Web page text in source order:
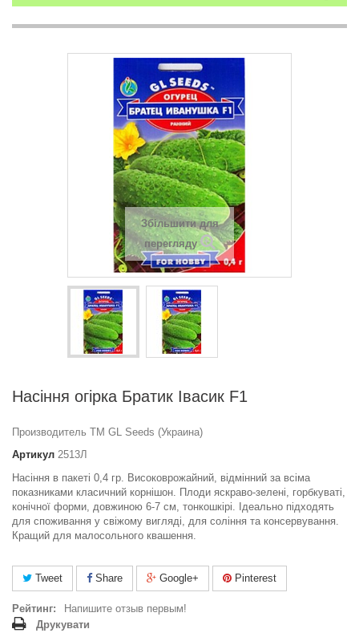
Збільшити для
перегляду
Насіння огірка Братик Івасик F1
Производитель ТМ GL Seeds (Украина)
Артикул 2513Л
Насіння в пакеті 0,4 гр. Високоврожайний, відмінний за всіма
показниками класичний корнішон. Плоди яскраво-зелені, горбкуваті,
конічної форми, довжиною 6-7 см, тонкошкірі. Ідеально підходять
для споживання у свіжому вигляді, для соління та консервування.
Кращий для малосольного квашення.
Tweet Share Google+ Pinterest
Рейтинг:
Напишите отзыв первым!
Друкувати